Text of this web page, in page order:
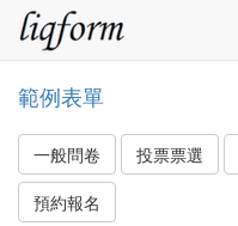
範例表單
一般問卷 投票票選
預約報名